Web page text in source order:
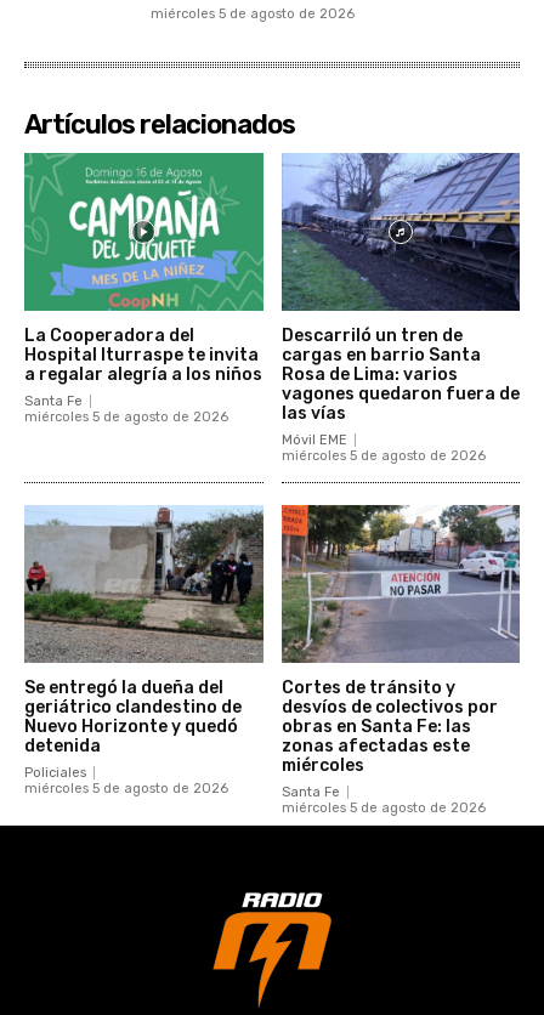
miércoles 5 de agosto de 2026
Artículos relacionados
La Cooperadora del
Hospital Iturraspe te invita
a regalar alegría a los niños
Santa Fe
miércoles 5 de agosto de 2026
Descarriló un tren de
cargas en barrio Santa
Rosa de Lima: varios
vagones quedaron fuera de
las vías
Móvil EME
miércoles 5 de agosto de 2026
Se entregó la dueña del
geriátrico clandestino de
Nuevo Horizonte y quedó
detenida
Policiales
miércoles 5 de agosto de 2026
Cortes de tránsito y
desvíos de colectivos por
obras en Santa Fe: las
zonas afectadas este
miércoles
Santa Fe
miércoles 5 de agosto de 2026